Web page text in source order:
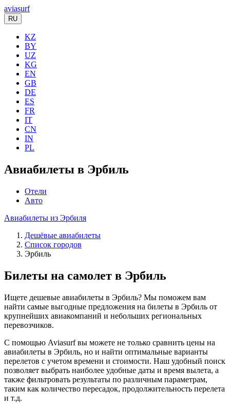
aviasurf
RU
KZ
BY
UZ
KG
EN
GB
DE
ES
FR
IT
CN
IN
PL
Авиабилеты в Эрбиль
Отели
Авто
Авиабилеты из Эрбиля
Дешёвые авиабилеты
Список городов
Эрбиль
Билеты на самолет в Эрбиль
Ищете дешевые авиабилеты в Эрбиль? Мы поможем вам
найти самые выгодные предложения на билеты в Эрбиль от
крупнейших авиакомпаний и небольших региональных
перевозчиков.
С помощью Aviasurf вы можете не только сравнить цены на
авиабилеты в Эрбиль, но и найти оптимальные варианты
перелетов с учетом времени и стоимости. Наш удобный поиск
позволяет выбрать наиболее удобные даты и время вылета, а
также фильтровать результаты по различным параметрам,
таким как количество пересадок, продолжительность перелета
и т.д.